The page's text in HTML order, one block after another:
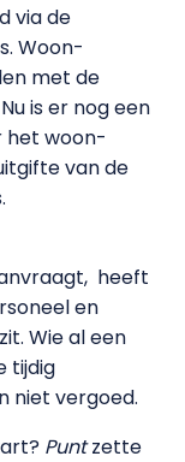
via de
Woon-
met de
is er nog een
het woon-
van de
heeft
en
Wie al een
tijdig
niet vergoed.
Puntzette